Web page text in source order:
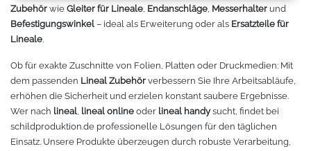
Großformatdrucker
Solventdrucker
Sublimationsdrucker
Oracal 651
Oracal 951
Oracal 961
Ioline
Foison
P-Cut
Hemden
Jacken
Caps
Leasing
Angebote
Anmelden
Zubehör wie Gleiter für Lineale, Endanschläge, Messerhalter und
Befestigungswinkel – ideal als Erweiterung oder als Ersatzteile für
Lineale.
Ob für exakte Zuschnitte von Folien, Platten oder Druckmedien: Mit
dem passenden Lineal Zubehör verbessern Sie Ihre Arbeitsabläufe,
erhöhen die Sicherheit und erzielen konstant saubere Ergebnisse.
Wer nach lineal, lineal online oder lineal handysucht, findet bei
schildproduktion.de professionelle Lösungen für den täglichen
Einsatz. Unsere Produkte überzeugen durch robuste Verarbeitung,